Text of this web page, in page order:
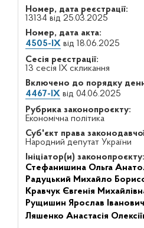
Номер, дата реєстрації:
13134 від 25.03.2025
Номер, дата акта:
4505-IXвід 18.06.2025
Сесія реєстрації:
13 сесія IX скликання
Включено до порядку
4467-IXвід 04.06.2025
Рубрика законопроєкту:
Економічна політика
Суб'єкт права законодавчої
Народний депутат України
Ініціатор(и) законопроєкту:
Стефанишина Ольга
Радуцький Михайло
Кравчук Євгенія
Рущишин Ярослав
Ляшенко Анастасія